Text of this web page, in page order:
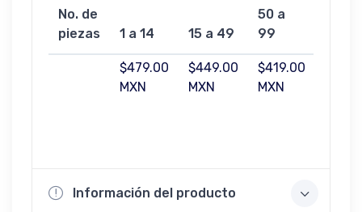
No. de
piezas
1 a 14 15 a 49
50 a
99
$479.00
MXN
$449.00
MXN
$419.00
MXN
Información del producto